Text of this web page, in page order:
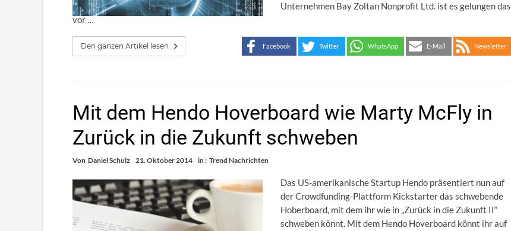
Unternehmen Bay Zoltan Nonprofit Ltd. ist es gelungen das
vor …
Den ganzen Artikel lesen Facebook Twitter WhatsApp E-Mail Newsletter
Mit dem Hendo Hoverboard wie Marty McFly in
Zurück in die Zukunft schweben
Von Daniel Schulz 21. Oktober 2014 in : Trend Nachrichten
Das US-amerikanische Startup Hendo präsentiert nun auf
der Crowdfunding-Plattform Kickstarter das schwebende
Hoberboard, mit dem ihr wie in „Zurück in die Zukunft II“
schweben könnt. Mit dem Hendo Hoverboard könnt ihr auf